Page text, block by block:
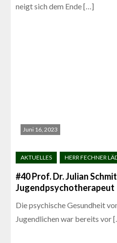
neigt sich dem Ende […]
Juni 16, 2023
#40 Prof. Dr. Julian
Jugendpsychotherapeut
Die psychische Gesundheit
Jugendlichen war bereits vor